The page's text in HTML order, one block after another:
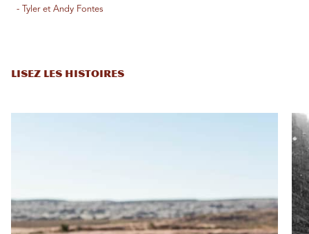
- Tyler et Andy Fontes
LISEZ LES HISTOIRES